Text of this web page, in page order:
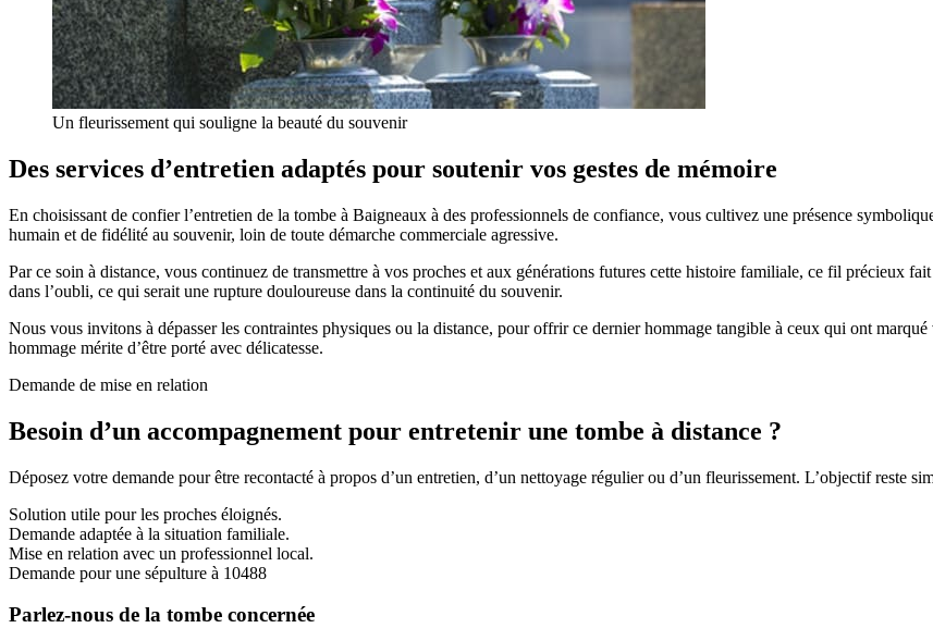
Un fleurissement qui souligne la beauté du souvenir
Des services d’entretien adaptés pour soutenir vos gestes de mémoire
En choisissant de confier l’entretien de la tombe à Baigneaux à des professionnels de confiance, vous cultivez une présence
humain et de fidélité au souvenir, loin de toute démarche commerciale agressive.
Par ce soin à distance, vous continuez de transmettre à vos proches et aux générations futures cette histoire familiale, ce fil précieux
dans l’oubli, ce qui serait une rupture douloureuse dans la continuité du souvenir.
Nous vous invitons à dépasser les contraintes physiques ou la distance, pour offrir ce dernier hommage tangible à ceux qui ont
hommage mérite d’être porté avec délicatesse.
Demande de mise en relation
Besoin d’un accompagnement pour entretenir une tombe à distance ?
Déposez votre demande pour être recontacté à propos d’un entretien, d’un nettoyage régulier ou d’un fleurissement. L’objectif reste
Solution utile pour les proches éloignés.
Demande adaptée à la situation familiale.
Mise en relation avec un professionnel local.
Demande pour une sépulture à 10488
Parlez-nous de la tombe concernée